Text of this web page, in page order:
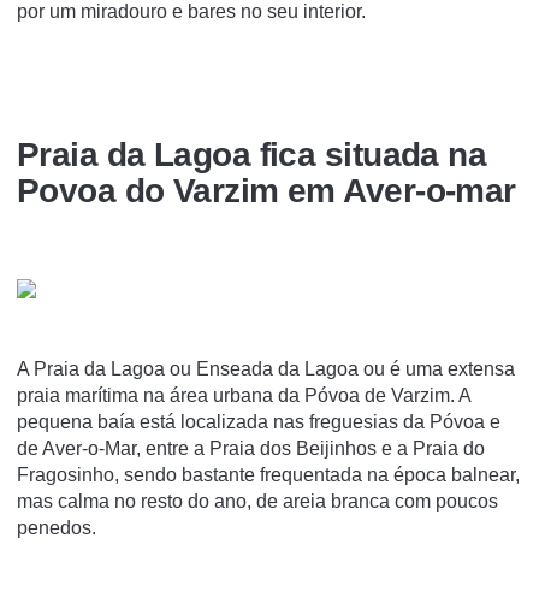
por um miradouro e bares no seu interior.
Praia da Lagoa fica situada na
Povoa do Varzim em Aver-o-mar
A Praia da Lagoa ou Enseada da Lagoa ou é uma extensa
praia marí­tima na área urbana da Póvoa de Varzim. A
pequena baí­a está localizada nas freguesias da Póvoa e
de Aver-o-Mar, entre a Praia dos Beijinhos e a Praia do
Fragosinho, sendo bastante frequentada na época balnear,
mas calma no resto do ano, de areia branca com poucos
penedos.